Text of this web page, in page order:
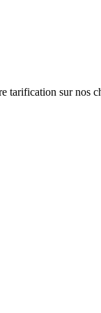
tarification sur nos